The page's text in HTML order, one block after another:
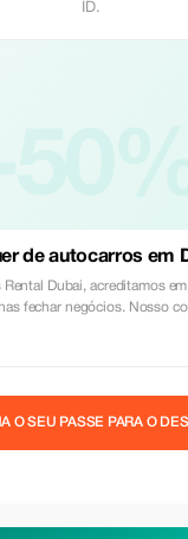
ID.
de autocarros em
Rental Dubai, acreditamos
fechar negócios. Nosso
motoristas
O SEU PASSE PARA O